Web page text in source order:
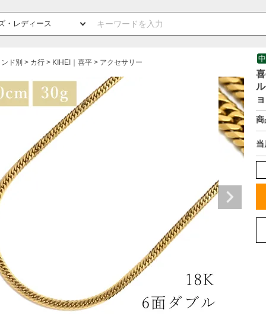
ド別 カ行 KIHEI｜喜平 アクセサリー
商